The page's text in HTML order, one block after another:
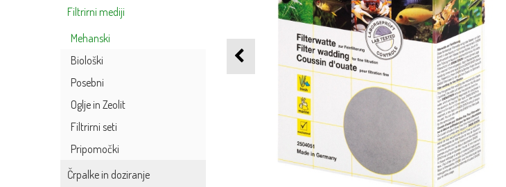
Filtrirni mediji
Mehanski
Biološki
Posebni
Oglje in Zeolit
Filtrirni seti
Pripomočki
Črpalke in doziranje